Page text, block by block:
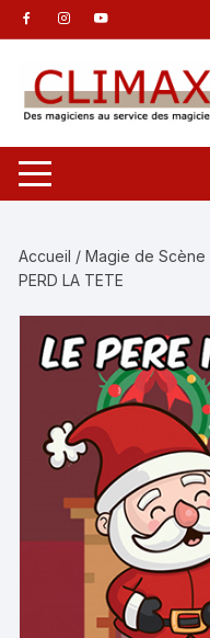
Aller
au
contenu
Accueil /Magie de Scène
PERD LA TETE